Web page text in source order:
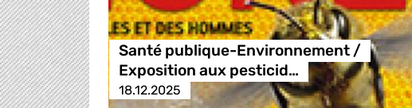
Santé publique-Environnement /
Exposition aux pesticid…
18.12.2025